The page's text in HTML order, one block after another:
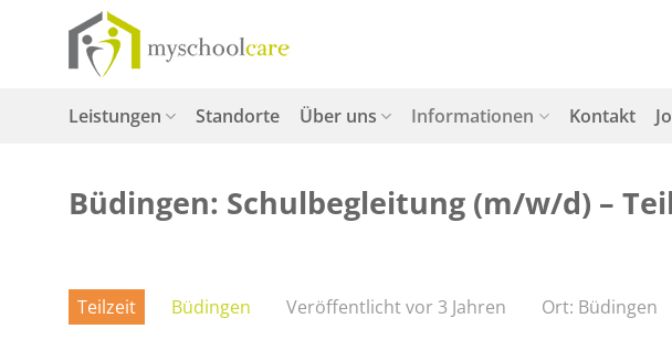
springen
Leistungen Standorte Über uns Informationen Kontakt
Büdingen: Schulbegleitung (m/w/d) –
Teilzeit Büdingen Veröffentlicht vor 3 Jahren Ort: Büdingen